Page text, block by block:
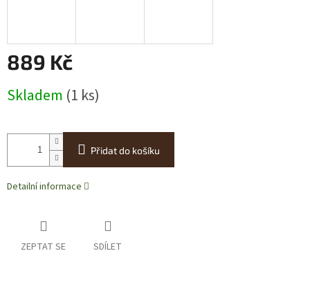
889 Kč
cena:
Skladem (1 ks)
Přidat do košíku
Detailní informace
ZEPTAT SE SDÍLET